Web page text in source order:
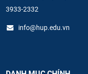
3933-2332
info@hup.edu.vn